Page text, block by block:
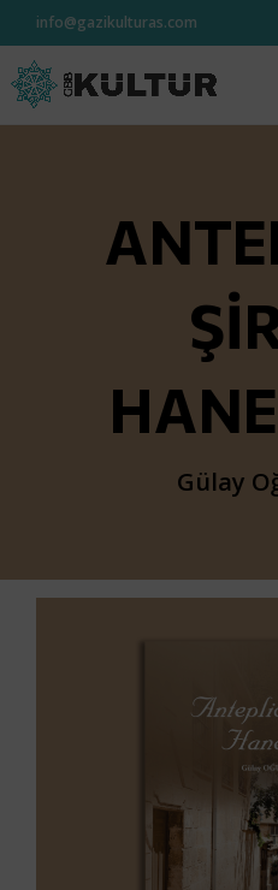
info@gazikulturas.com
Gülay